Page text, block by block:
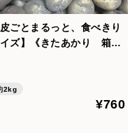
株式会社
皮ごとまるっと、食べきり
ズ】《きたあかり 箱入
！ 新じゃが！
2kg
¥760